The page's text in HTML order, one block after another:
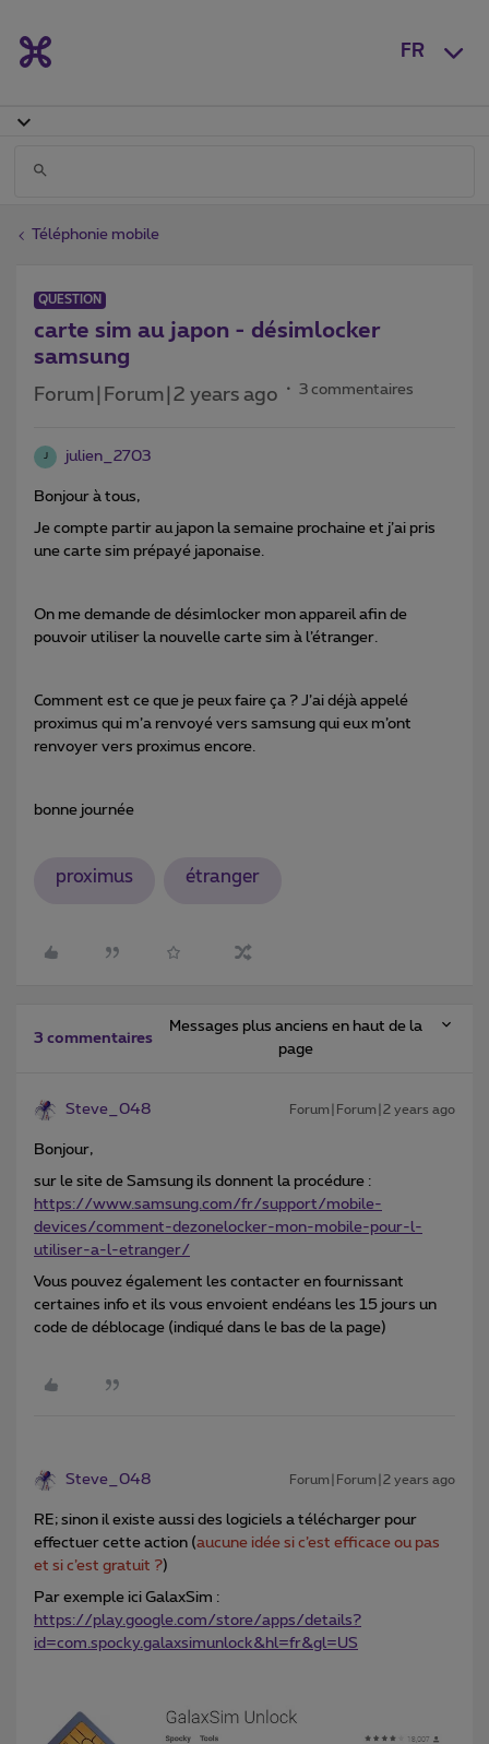
FR
Téléphonie mobile
QUESTION
carte sim au japon - désimlocker
samsung
Forum|Forum|2 years ago 3 commentaires
J julien_2703
Bonjour à tous,
Je compte partir au japon la semaine prochaine et j’ai pris
une carte sim prépayé japonaise.
On me demande de désimlocker mon appareil afin de
pouvoir utiliser la nouvelle carte sim à l’étranger.
Comment est ce que je peux faire ça ? J’ai déjà appelé
proximus qui m’a renvoyé vers samsung qui eux m’ont
renvoyer vers proximus encore.
bonne journée
proximus étranger
3 commentaires
Messages plus anciens en haut de la
page
Steve_048 Forum|Forum|2 years ago
Bonjour,
sur le site de Samsung ils donnent la procédure :
https://www.samsung.com/fr/support/mobile-
devices/comment-dezonelocker-mon-mobile-pour-l-
utiliser-a-l-etranger/
Vous pouvez également les contacter en fournissant
certaines info et ils vous envoient endéans les 15 jours un
code de déblocage (indiqué dans le bas de la page)
Steve_048 Forum|Forum|2 years ago
RE; sinon il existe aussi des logiciels a télécharger pour
effectuer cette action (aucune idée si c’est efficace ou pas
et si c’est gratuit ?)
Par exemple ici GalaxSim :
https://play.google.com/store/apps/details?
id=com.spocky.galaxsimunlock&hl=fr&gl=US